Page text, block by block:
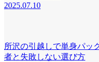
2025.07.10
所沢の引越しで単身パッ
者と失敗しない選び方